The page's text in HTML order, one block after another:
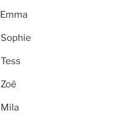
Emma
Sophie
Tess
Zoë
Mila